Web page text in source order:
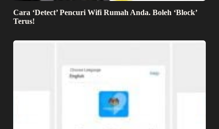
Cara ‘Detect’ Pencuri Wifi Rumah Anda. Boleh ‘Block’
Terus!